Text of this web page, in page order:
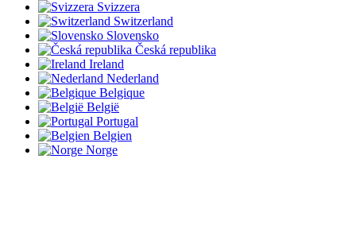
Svizzera
Switzerland
Slovensko
Česká republika
Ireland
Nederland
Belgique
België
Portugal
Belgien
Norge